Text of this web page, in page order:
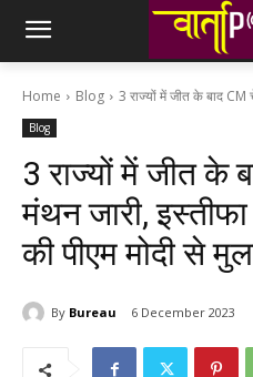
Home Blog 3 राज्यों में जीत के बाद CM
Blog
3 राज्यों में जीत के
मंथन जारी,
की पीएम मोदी से
By Bureau 6 December 2023